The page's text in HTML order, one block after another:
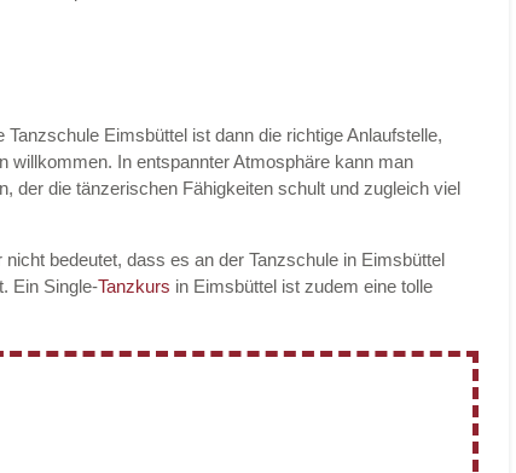
Eimsbüttel ist dann die richtige Anlaufstelle,
willkommen. In entspannter Atmosphäre kann man
der die tänzerischen Fähigkeiten schult und zugleich viel
bedeutet, dass es an der Tanzschule in Eimsbüttel
Ein Single-Tanzkurs in Eimsbüttel ist zudem eine tolle